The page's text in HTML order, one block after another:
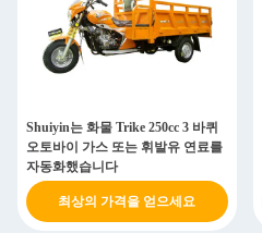
Shuiyin는 화물 Trike 250cc 3 바퀴
오토바이 가스 또는 휘발유 연료를
자동화했습니다
최상의 가격을 얻으세요